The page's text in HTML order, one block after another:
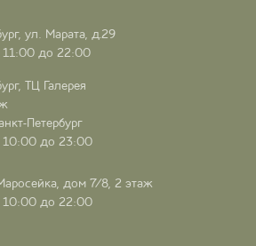
ул. Марата, д.29
11:00 до 22:00
ТЦ Галерея
Петербург
10:00 до 23:00
дом 7/8, 2 этаж
10:00 до 22:00